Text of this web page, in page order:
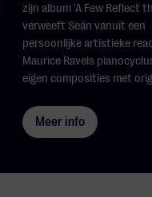
zijn album 'A Few Reflect
verweeft Seán vanuit een
persoonlijke artistieke
Maurice Ravels
eigen composities met
Meer info